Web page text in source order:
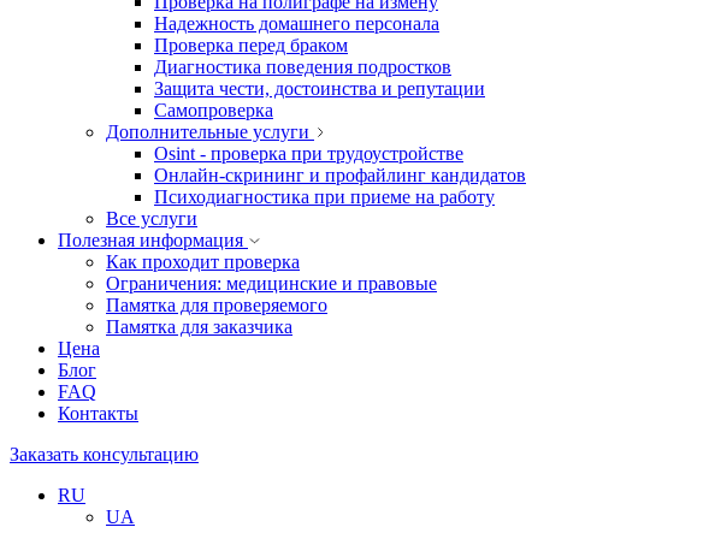
Надежность домашнего персонала
Проверка перед браком
Диагностика поведения подростков
Защита чести, достоинства и репутации
Самопроверка
Дополнительные услуги
Osint - проверка при трудоустройстве
Онлайн-скрининг и профайлинг кандидатов
Психодиагностика при приеме на работу
Все услуги
Полезная информация
Как проходит проверка
Ограничения: медицинские и правовые
Памятка для проверяемого
Памятка для заказчика
Цена
Блог
FAQ
Контакты
Заказать консультацию
RU
UA